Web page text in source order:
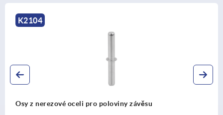
Rohové závěsy s upevňovacími maticemi, dlouhé